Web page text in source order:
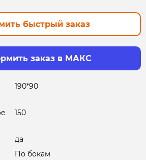
быстрый заказ
заказ в МАКС
190*90
150
да
По бокам